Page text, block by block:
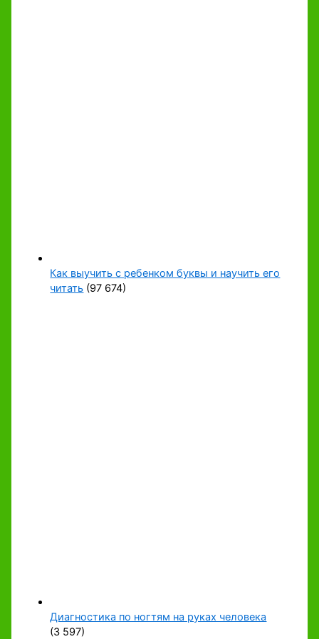
Как выучить с ребенком буквы и научить его
читать (97 674)
Диагностика по ногтям на руках человека
(3 597)